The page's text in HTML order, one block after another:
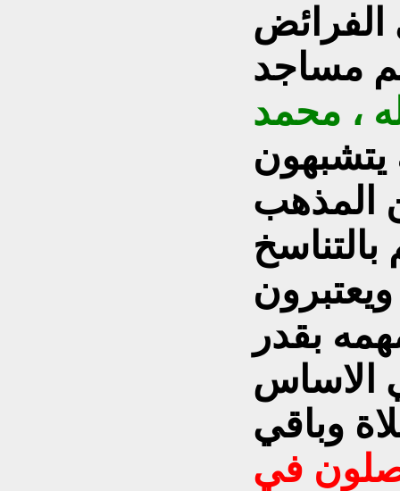
الفرائض
مساجد
، محمد
المذهب
بقدر
الاساس
وباقي
في